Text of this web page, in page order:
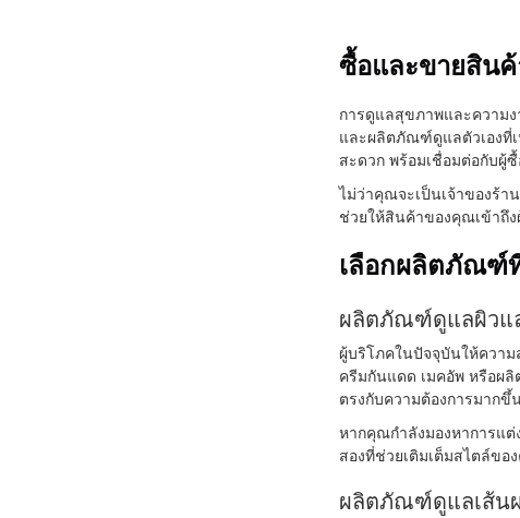
ซื้อและขายสินค้
การดูแลสุขภาพและความง
และผลิตภัณฑ์ดูแลตัวเองที่
สะดวก พร้อมเชื่อมต่อกับผู้
ไม่ว่าคุณจะเป็นเจ้าของร้า
ช่วยให้สินค้าของคุณเข้าถึ
เลือกผลิตภัณฑ์
ผลิตภัณฑ์ดูแลผิวแ
ผู้บริโภคในปัจจุบันให้ความ
ครีมกันแดด เมคอัพ หรือผ
ตรงกับความต้องการมากขึ้
หากคุณกำลังมองหาการแ
สองที่ช่วยเติมเต็มสไตล์ขอ
ผลิตภัณฑ์ดูแลเส้น